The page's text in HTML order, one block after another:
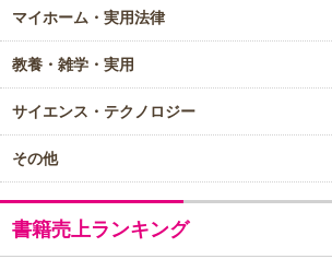
マイホーム・実用法律
教養・雑学・実用
サイエンス・テクノロジー
その他
書籍売上ランキング